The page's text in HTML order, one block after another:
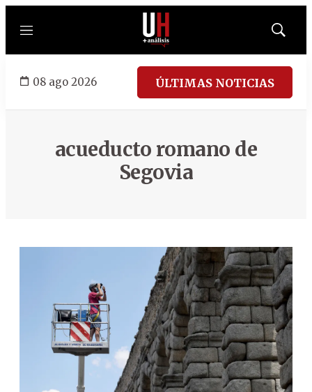
Menú
Mostrar
08 ago 2026 ÚLTIMAS NOTICIAS
acueducto romano de
Segovia